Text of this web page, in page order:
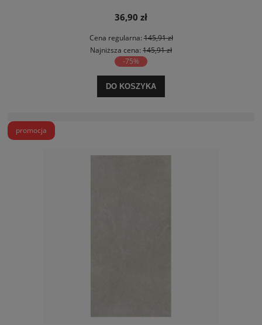
36,90 zł
Cena regularna:145,91 zł
Najniższa cena: 145,91 zł
-75%
DO KOSZYKA
promocja